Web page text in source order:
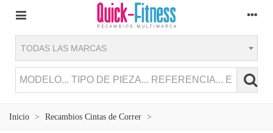
TODAS LAS MARCAS
Inicio > Recambios Cintas de Correr >